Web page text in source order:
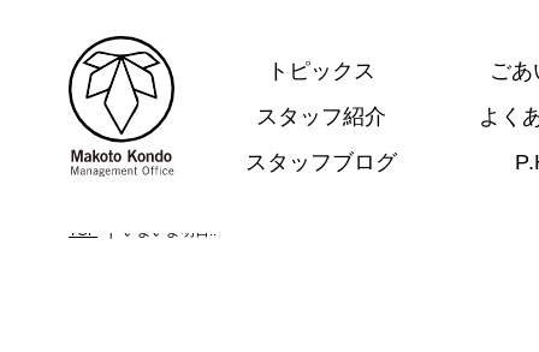
トピックス
ごあ
スタッフ紹介
よく
スタッフブログ
P
TOP いよいよ明日!!